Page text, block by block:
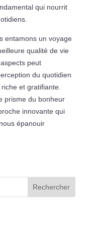
qui nourrit
entamons un voyage
qualité de vie
peut
du quotidien
et gratifiante.
prisme du bonheur
innovante qui
épanouir
Rechercher